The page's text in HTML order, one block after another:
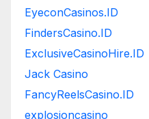
EyeconCasinos.ID
FindersCasino.ID
ExclusiveCasinoHire.ID
Jack Casino
FancyReelsCasino.ID
explosioncasino